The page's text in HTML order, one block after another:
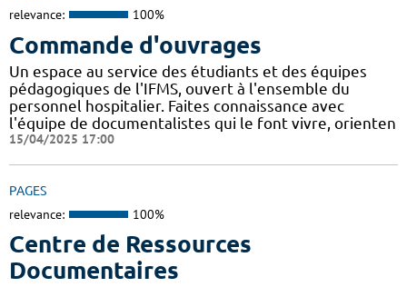
relevance: 100%
Commande d'ouvrages
Un espace au service des étudiants et des équipes
pédagogiques de l'IFMS, ouvert à l'ensemble du
personnel hospitalier. Faites connaissance avec
l'équipe de documentalistes qui le font vivre, orienten
15/04/2025 17:00
PAGES
relevance: 100%
Centre de Ressources
Documentaires